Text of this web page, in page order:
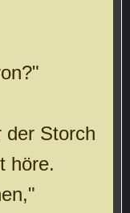
der Storch
höre.